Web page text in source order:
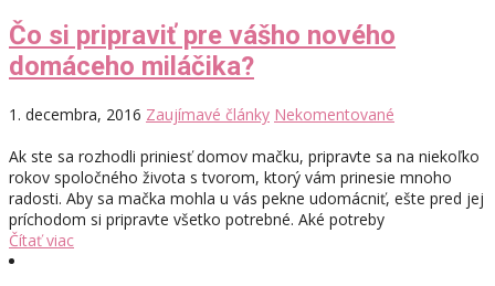
Čo si pripraviť pre vášho nového
domáceho miláčika?
1. decembra, 2016 Zaujímavé články Nekomentované
Ak ste sa rozhodli priniesť domov mačku, pripravte sa na niekoľko
rokov spoločného života s tvorom, ktorý vám prinesie mnoho
radosti. Aby sa mačka mohla u vás pekne udomácniť, ešte pred jej
príchodom si pripravte všetko potrebné. Aké potreby
Čítať viac